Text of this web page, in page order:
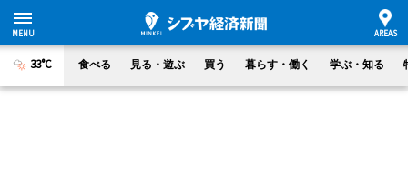
33°C 食べる 見る・遊ぶ 買う 暮らす・働く 学ぶ・知る